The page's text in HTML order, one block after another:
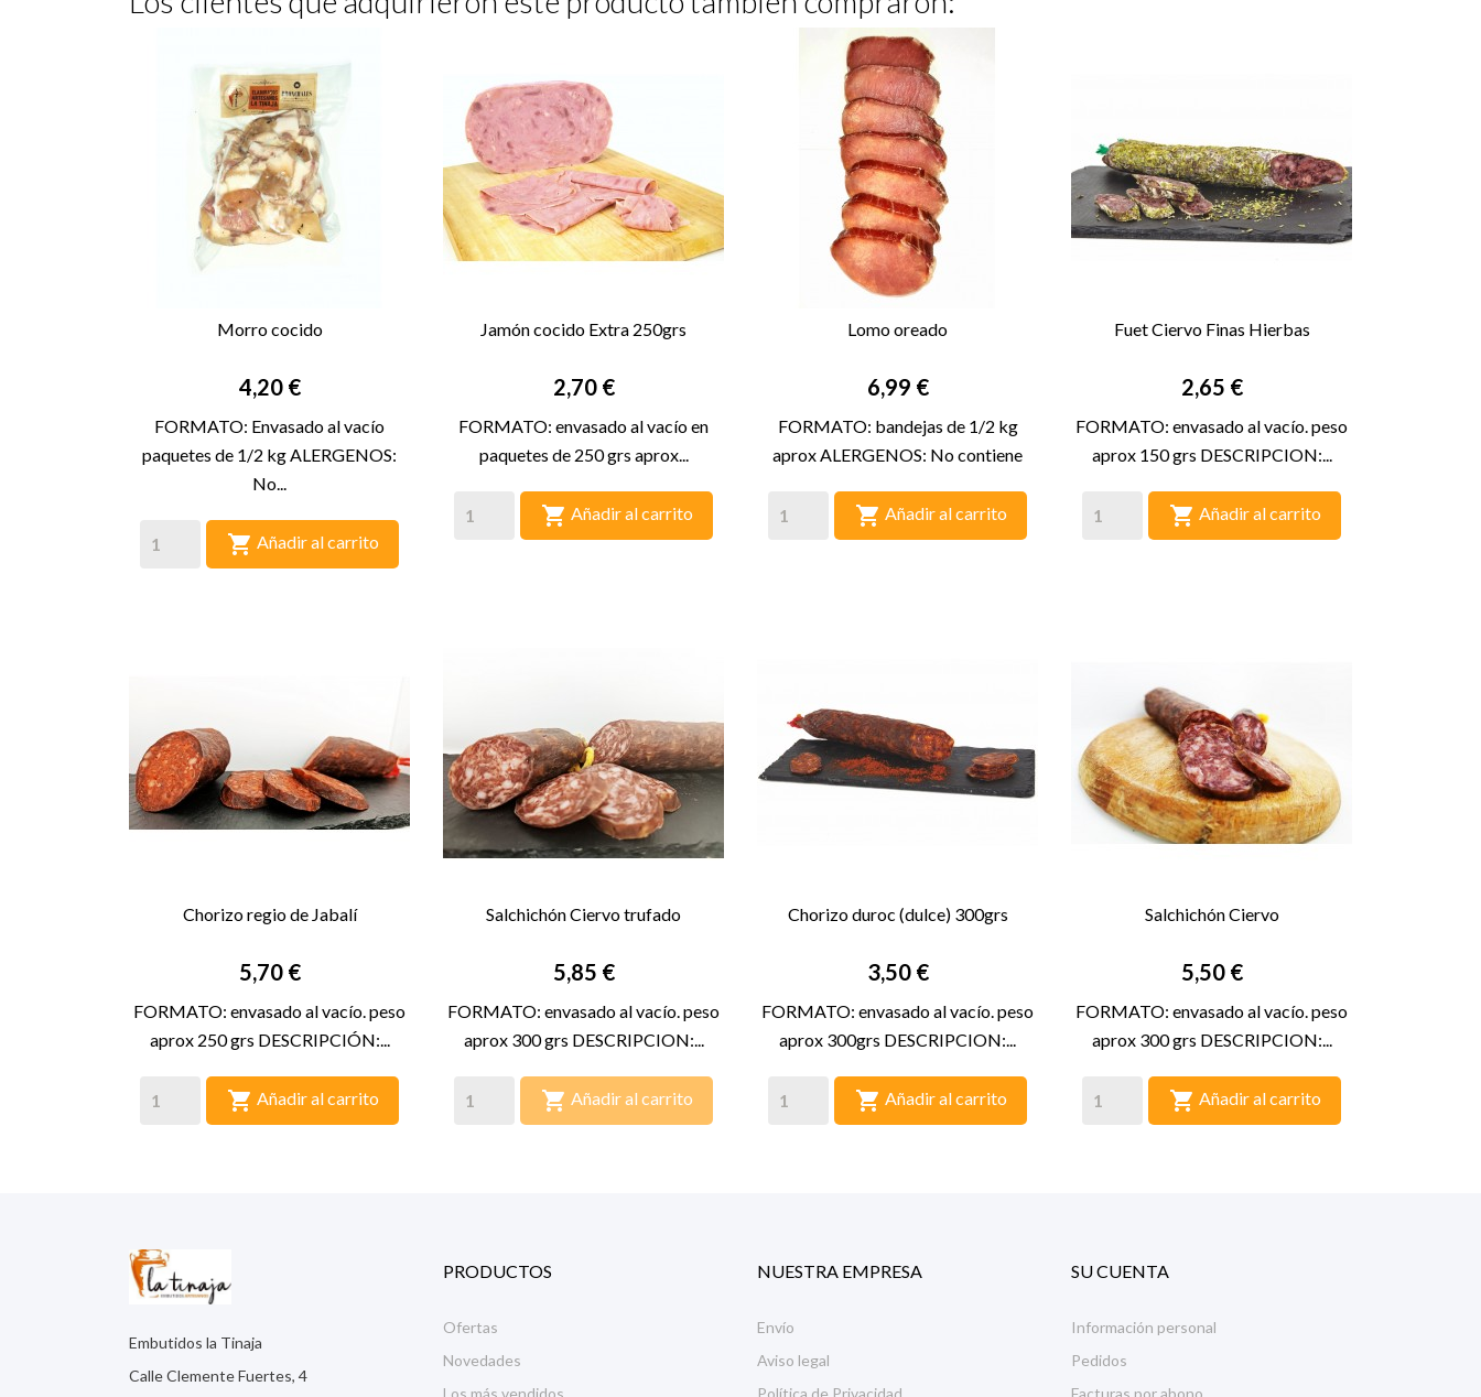
Morro cocido
Precio
4,20 €
FORMATO: Envasado al vacío
paquetes de 1/2 kg ALERGENOS:
No...
 Añadir al carrito
Jamón cocido Extra 250grs
Precio
2,70 €
FORMATO: envasado al vacío en
paquetes de 250 grs aprox...
 Añadir al carrito
Lomo oreado
Precio
6,99 €
FORMATO: bandejas de 1/2 kg
aprox ALERGENOS: No contiene
 Añadir al carrito
Fuet Ciervo Finas Hierbas
Precio
2,65 €
FORMATO: envasado al vacío. peso
aprox 150 grs DESCRIPCION:...
 Añadir al carrito
Chorizo regio de Jabalí
Precio
5,70 €
FORMATO: envasado al vacío. peso
aprox 250 grs DESCRIPCIÓN:...
 Añadir al carrito
Salchichón Ciervo trufado
Precio
5,85 €
FORMATO: envasado al vacío. peso
aprox 300 grs DESCRIPCION:...
 Añadir al carrito
Chorizo duroc (dulce) 300grs
Precio
3,50 €
FORMATO: envasado al vacío. peso
aprox 300grs DESCRIPCION:...
 Añadir al carrito
Salchichón Ciervo
Precio
5,50 €
FORMATO: envasado al vacío. peso
aprox 300 grs DESCRIPCION:...
 Añadir al carrito
Embutidos la Tinaja
Calle Clemente Fuertes, 4
PRODUCTOS
Ofertas
Novedades
Los más vendidos
NUESTRA EMPRESA
Envío
Aviso legal
Política de Privacidad
SU CUENTA
Información personal
Pedidos
Facturas por abono